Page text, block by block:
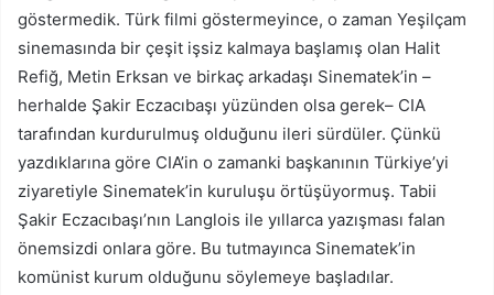
göstermedik. Türk filmi göstermeyince, o zaman Yeşilçam
sinemasında bir çeşit işsiz kalmaya başlamış olan Halit
Refiğ, Metin Erksan ve birkaç arkadaşı Sinematek’in –
herhalde Şakir Eczacıbaşı yüzünden olsa gerek– CIA
tarafından kurdurulmuş olduğunu ileri sürdüler. Çünkü
yazdıklarına göre CIA’in o zamanki başkanının Türkiye’yi
ziyaretiyle Sinematek’in kuruluşu örtüşüyormuş. Tabii
Şakir Eczacıbaşı’nın Langlois ile yıllarca yazışması falan
önemsizdi onlara göre. Bu tutmayınca Sinematek’in
komünist kurum olduğunu söylemeye başladılar.